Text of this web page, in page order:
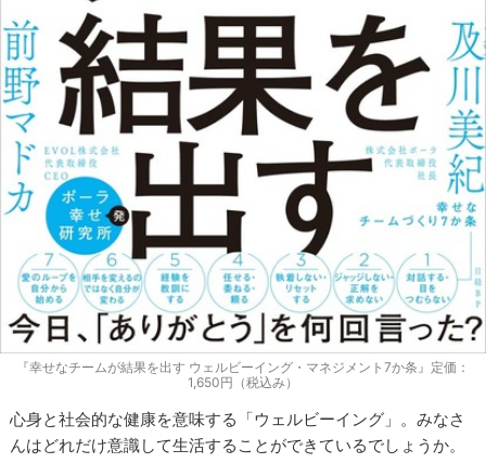
『幸せなチームが結果を出す ウェルビーイング・マネジメント7か条』定価：
1,650円（税込み）
心身と社会的な健康を意味する「ウェルビーイング」。みなさ
んはどれだけ意識して生活することができているでしょうか。